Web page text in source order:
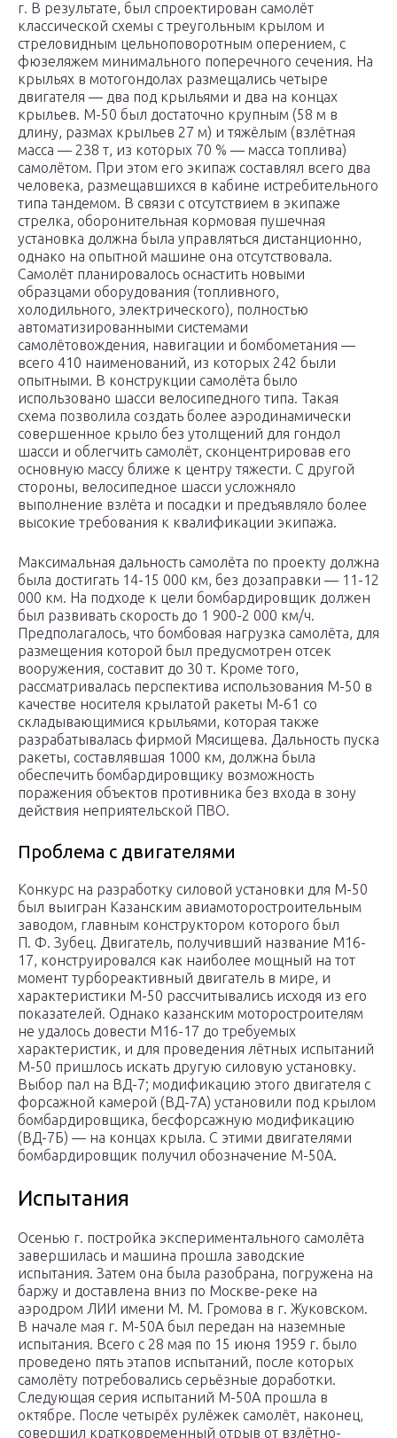
г. В результате, был спроектирован самолёт
классической схемы с треугольным крылом и
стреловидным цельноповоротным оперением, с
фюзеляжем минимального поперечного сечения. На
крыльях в мотогондолах размещались четыре
двигателя — два под крыльями и два на концах
крыльев. М-50 был достаточно крупным (58 м в
длину, размах крыльев 27 м) и тяжёлым (взлётная
масса — 238 т, из которых 70 % — масса топлива)
самолётом. При этом его экипаж составлял всего два
человека, размещавшихся в кабине истребительного
типа тандемом. В связи с отсутствием в экипаже
стрелка, оборонительная кормовая пушечная
установка должна была управляться дистанционно,
однако на опытной машине она отсутствовала.
Самолёт планировалось оснастить новыми
образцами оборудования (топливного,
холодильного, электрического), полностью
автоматизированными системами
самолётовождения, навигации и бомбометания —
всего 410 наименований, из которых 242 были
опытными. В конструкции самолёта было
использовано шасси велосипедного типа. Такая
схема позволила создать более аэродинамически
совершенное крыло без утолщений для гондол
шасси и облегчить самолёт, сконцентрировав его
основную массу ближе к центру тяжести. С другой
стороны, велосипедное шасси усложняло
выполнение взлёта и посадки и предъявляло более
высокие требования к квалификации экипажа.
Максимальная дальность самолёта по проекту должна
была достигать 14-15 000 км, без дозаправки — 11-12
000 км. На подходе к цели бомбардировщик должен
был развивать скорость до 1 900-2 000 км/ч.
Предполагалось, что бомбовая нагрузка самолёта, для
размещения которой был предусмотрен отсек
вооружения, составит до 30 т. Кроме того,
рассматривалась перспектива использования М-50 в
качестве носителя крылатой ракеты М-61 со
складывающимися крыльями, которая также
разрабатывалась фирмой Мясищева. Дальность пуска
ракеты, составлявшая 1000 км, должна была
обеспечить бомбардировщику возможность
поражения объектов противника без входа в зону
действия неприятельской ПВО.
Проблема с двигателями
Конкурс на разработку силовой установки для М-50
был выигран Казанским авиамоторостроительным
заводом, главным конструктором которого был
П. Ф. Зубец. Двигатель, получивший название М16-
17, конструировался как наиболее мощный на тот
момент турбореактивный двигатель в мире, и
характеристики М-50 рассчитывались исходя из его
показателей. Однако казанским моторостроителям
не удалось довести М16-17 до требуемых
характеристик, и для проведения лётных испытаний
М-50 пришлось искать другую силовую установку.
Выбор пал на ВД-7; модификацию этого двигателя с
форсажной камерой (ВД-7А) установили под крылом
бомбардировщика, бесфорсажную модификацию
(ВД-7Б) — на концах крыла. С этими двигателями
бомбардировщик получил обозначение М-50А.
Испытания
Осенью г. постройка экспериментального самолёта
завершилась и машина прошла заводские
испытания. Затем она была разобрана, погружена на
баржу и доставлена вниз по Москве-реке на
аэродром ЛИИ имени М. М. Громова в г. Жуковском.
В начале мая г. М-50А был передан на наземные
испытания. Всего с 28 мая по 15 июня 1959 г. было
проведено пять этапов испытаний, после которых
самолёту потребовались серьёзные доработки.
Следующая серия испытаний М-50А прошла в
октябре. После четырёх рулёжек самолёт, наконец,
совершил кратковременный отрыв от взлётно-